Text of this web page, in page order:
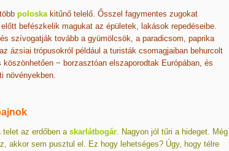
poloskakitűnő telelő. Ősszel fagymentes zugokat
befészkelik magukat az épületek, lakások repedéseibe.
szívogatják tovább a gyümölcsök, a paradicsom, paprika
ázsiai trópusokról például a turisták csomagjaiban behurcolt
− borzasztóan elszaporodtak Európában, és
növényekben.
telet az erdőben a skarlátbogár. Nagyon jól tűri a hideget. Még
akkor sem pusztul el. Ez hogy lehetséges? Úgy, hogy télre